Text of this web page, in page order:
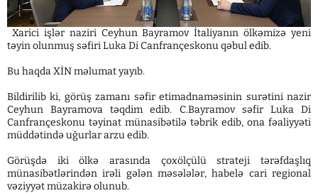
Xarici işlər naziri Ceyhun Bayramov İtaliyanın ölkəmizə yeni
təyin olunmuş səfiri Luka Di Canfrançeskonu qəbul edib.
Bu haqda XİN məlumat yayıb.
Bildirilib ki, görüş zamanı səfir etimadnaməsinin surətini nazir
Ceyhun Bayramova təqdim edib. C.Bayramov səfir Luka Di
Canfrançeskonu təyinat münasibətilə təbrik edib, ona fəaliyyəti
müddətində uğurlar arzu edib.
Görüşdə iki ölkə arasında çoxölçülü strateji tərəfdaşlıq
münasibətlərindən irəli gələn məsələlər, habelə cari regional
vəziyyət müzakirə olunub.